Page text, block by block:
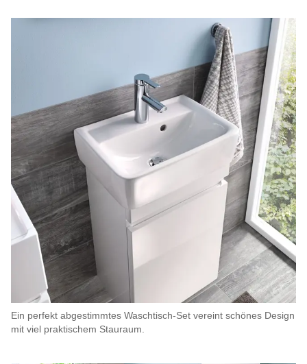
Ein perfekt abgestimmtes Waschtisch-Set vereint schönes Design
mit viel praktischem Stauraum.